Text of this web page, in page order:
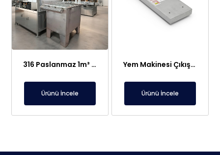
316 Paslanmaz 1m³ Elektroliz Hücresi | 7 Katot 8 Anot Altın Gümüş Rafinasyon Sistemi
Ürünü İncele
Yem Makinesi Çıkışı İçin Metal Ayırıcı Plaka Mıknatıs
Ürünü İncele